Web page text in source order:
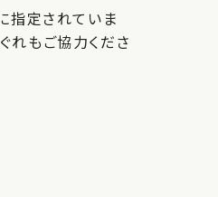
指定されていま
れもご協力くださ